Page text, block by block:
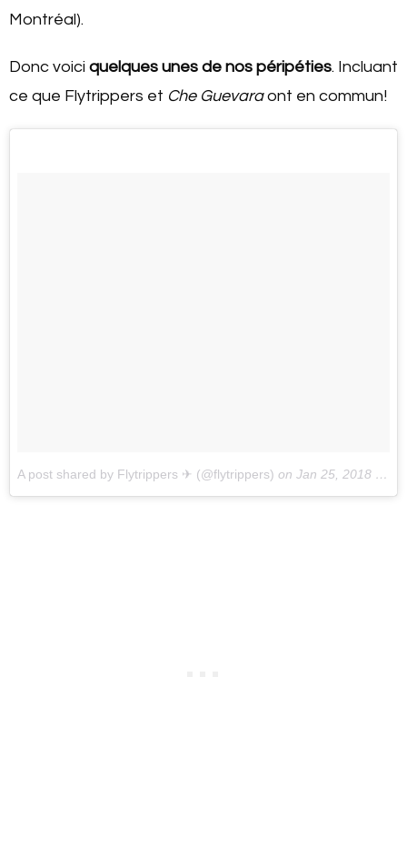
Montréal).
Donc voici quelques unes de nos péripéties. Incluant
ce que Flytrippers et Che Guevaraont en commun!
A post shared by Flytrippers ✈ (@flytrippers) on Jan 25, 2018 at 4:53pm PST